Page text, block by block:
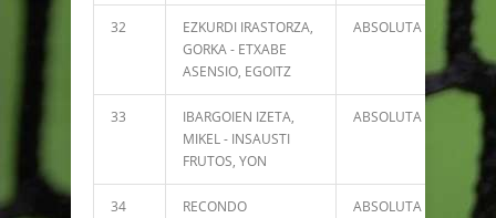
32
EZKURDI IRASTORZA,
GORKA - ETXABE
ASENSIO, EGOITZ
ABSOLUTA 5611
33
IBARGOIEN IZETA,
MIKEL - INSAUSTI
FRUTOS, YON
ABSOLUTA 5503
34
RECONDO
ABSOLUTA 5305